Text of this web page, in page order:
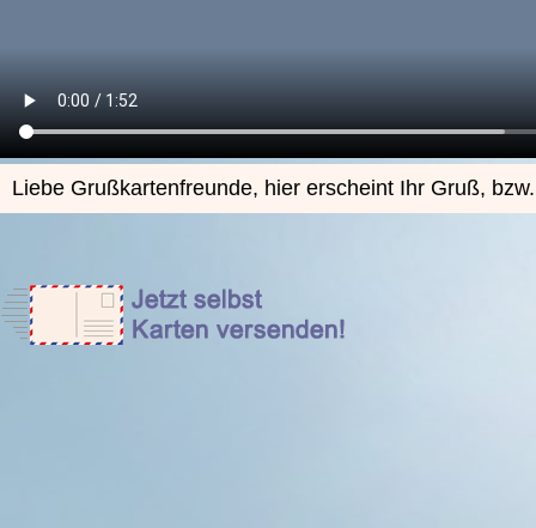
Liebe Grußkartenfreunde, hier erscheint Ihr Gruß,